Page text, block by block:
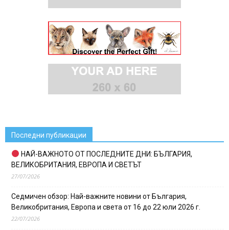
Последни публикации
НАЙ-ВАЖНОТО ОТ ПОСЛЕДНИТЕ ДНИ: БЪЛГАРИЯ,
ВЕЛИКОБРИТАНИЯ, ЕВРОПА И СВЕТЪТ
27/07/2026
Седмичен обзор: Най-важните новини от България,
Великобритания, Европа и света от 16 до 22 юли 2026 г.
22/07/2026